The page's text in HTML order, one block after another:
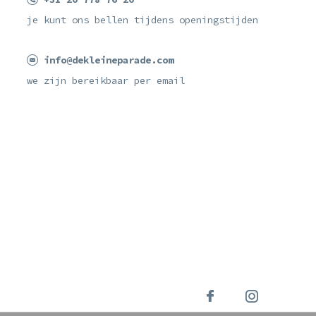
je kunt ons bellen tijdens openingstijden
info@dekleineparade.com
we zijn bereikbaar per email